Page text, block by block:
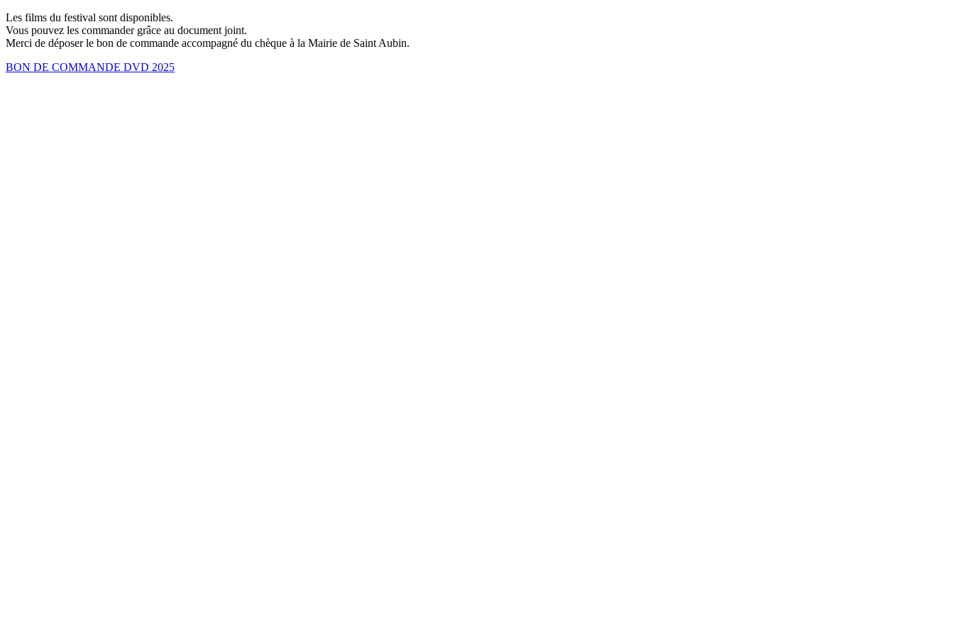
Les films du festival sont disponibles.
Vous pouvez les commander grâce au document joint.
Merci de déposer le bon de commande accompagné du chèque à la Mairie de Saint Aubin.
BON DE COMMANDE DVD 2025